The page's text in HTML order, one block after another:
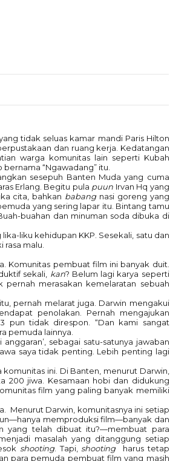
tidak seluas kamar mandi Paris Hilton
dan ruang kerja. Kedatangan
warga komunitas lain seperti Kubah
“Ngawadang” itu.
sesepuh Banten Muda yang cuma
Erlang. Begitu pula puun Irvan Hq yang
cita, bahkan babangnasi goreng yang
yang sering lapar itu. Bintang tamu
buahan dan minuman soda dibuka di
liku kehidupan KKP. Sesekali, satu dan
malu.
Komunitas pembuat film ini banyak duit.
sekali, kan? Belum lagi karya seperti
pernah merasakan kemelaratan sebuah
pernah melarat juga. Darwin mengakui
penolakan. Pernah mengajukan
pun tidak direspon. “Dan kami sangat
pemuda lainnya.
sebagai satu-satunya jawaban
saya tidak penting. Lebih penting lagi
ini. Di Banten, menurut Darwin,
200 jiwa. Kesamaan hobi dan didukung
film yang paling banyak memiliki
Menurut Darwin, komunitasnya ini setiap
memproduksi film—banyak dan
yang telah dibuat itu?—membuat para
masalah yang ditanggung setiap
shooting. Tapi, shooting
harus tetap
para pemuda pembuat film yang masih